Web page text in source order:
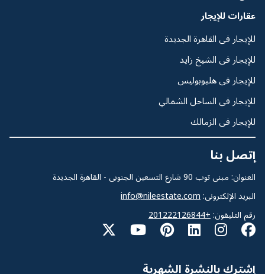
عقارات للإيجار
للإيجار فى القاهرة الجديدة
للإيجار فى الشيخ زايد
للإيجار فى هليوبوليس
للإيجار فى الساحل الشمالي
للإيجار فى الزمالك
إتصل بنا
العنوان: مبنى توب 90 شارع التسعين الجنوبى - القاهرة الجديدة
البريد الإلكترونى: info@nileestate.com
رقم التليفون: +201222126844
إشترك بالنشرة الشهرية